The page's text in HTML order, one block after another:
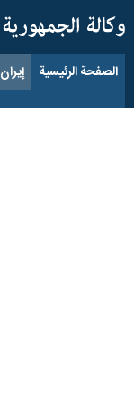
الصفحة الرئيسية إيران